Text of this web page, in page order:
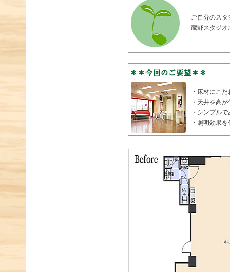
ご自分のス
蔵野スタジオ
・床材にこ
・天井を高
・シンプル
・照明効果